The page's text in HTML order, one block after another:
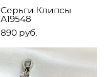
Серьги Клипсы
А19548
890 pуб.